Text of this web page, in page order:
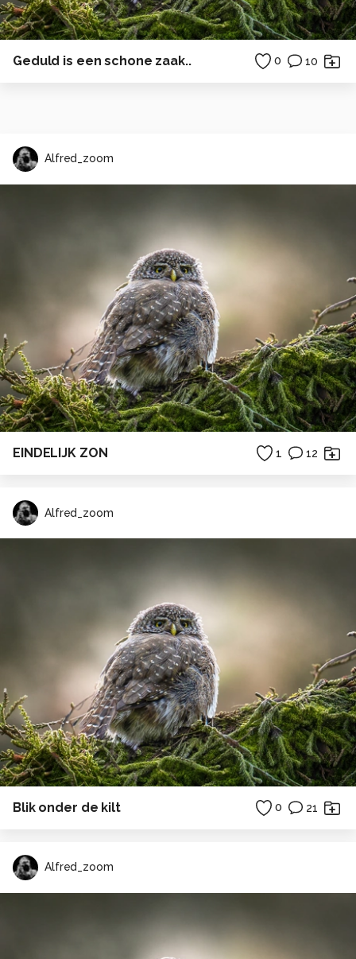
Geduld is een schone zaak.. 0 10
Alfred_zoom
EINDELIJK ZON 1 12
Alfred_zoom
Blik onder de kilt 0 21
Alfred_zoom